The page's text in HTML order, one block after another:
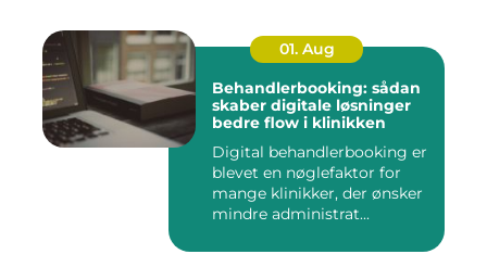
01. Aug
Behandlerbooking: sådan
skaber digitale løsninger
bedre flow i klinikken
Digital behandlerbooking er
blevet en nøglefaktor for
mange klinikker, der ønsker
mindre administrat...